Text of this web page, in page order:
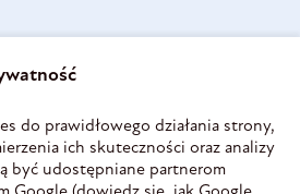
do prawidłowego działania strony,
ich skuteczności oraz analizy
być udostępniane partnerom